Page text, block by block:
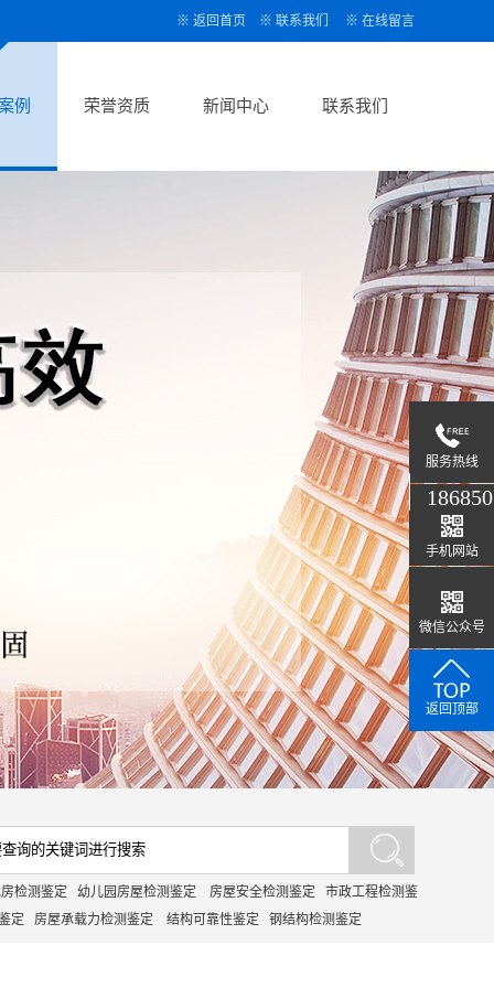
※ 返回首页 ※ 联系我们 ※ 在线留言
例 荣誉资质 新闻中心 联系我们
检测鉴定 幼儿园房屋检测鉴定 房屋安全检测鉴定
市政工程检测鉴
定 房屋承载力检测鉴定 结构可靠性鉴定 钢结构检测鉴定
服务热线
手机网站
微信公众号
返回顶部